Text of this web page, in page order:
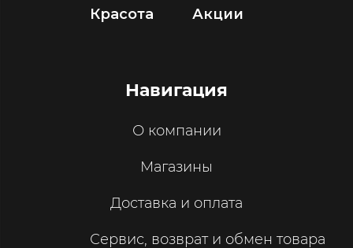
Красота Акции
Навигация
О компании
Магазины
Доставка и оплата
Сервис, возврат и обмен товара